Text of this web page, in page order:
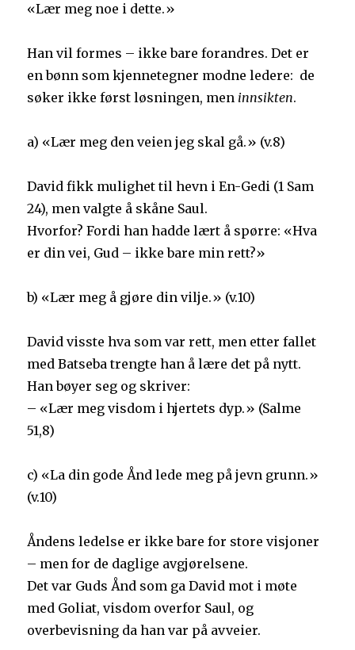
«Lær meg noe i dette.»
Han vil formes – ikke bare forandres. Det er
en bønn som kjennetegner modne ledere: de
søker ikke først løsningen, men innsikten.
a) «Lær meg den veien jeg skal gå.» (v.8)
David fikk mulighet til hevn i En-Gedi (1 Sam
24), men valgte å skåne Saul.
Hvorfor? Fordi han hadde lært å spørre: «Hva
er din vei, Gud – ikke bare min rett?»
b) «Lær meg å gjøre din vilje.» (v.10)
David visste hva som var rett, men etter fallet
med Batseba trengte han å lære det på nytt.
Han bøyer seg og skriver:
– «Lær meg visdom i hjertets dyp.» (Salme
51,8)
c) «La din gode Ånd lede meg på jevn grunn.»
(v.10)
Åndens ledelse er ikke bare for store visjoner
– men for de daglige avgjørelsene.
Det var Guds Ånd som ga David mot i møte
med Goliat, visdom overfor Saul, og
overbevisning da han var på avveier.